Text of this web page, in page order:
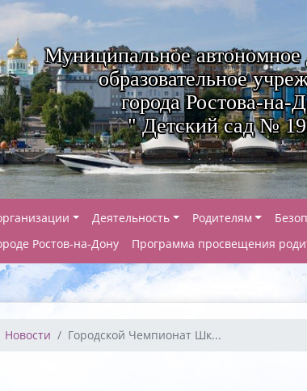
Муниципальное
образовательное
города Ростова-на-
" Детский сад №
Деятельность Родителям
Ростов-на-Дону
Программа просвещения
Новости Городской Чемпионат Шк...